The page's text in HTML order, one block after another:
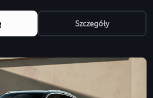
Szczegóły